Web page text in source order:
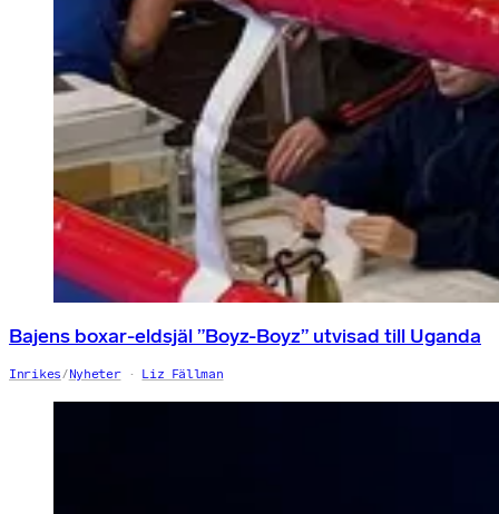
Bajens boxar-eldsjäl ”Boyz-Boyz” utvisad till Uganda
Inrikes/Nyheter Liz Fällman